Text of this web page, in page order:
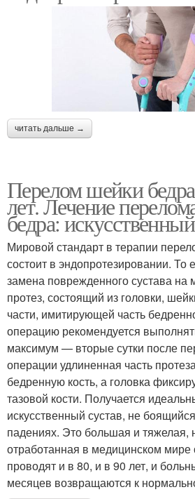
читать дальше →
Перелом шейки
лет. Лечение
бедра:
Мировой стандарт в терапии
состоит в эндопротезировании. То
замена поврежденного сустава на
протез, состоящий из головки,
части, имитирующей часть
операцию рекомендуется
максимум — вторые сутки после
операции удлиненная часть
бедренную кость, а головка
тазовой кости. Получается
искусственный сустав, не
падениях. Это большая и тяжелая,
отработанная в медицинском
проводят и в 80, и в 90 лет, и
месяцев возвращаются к